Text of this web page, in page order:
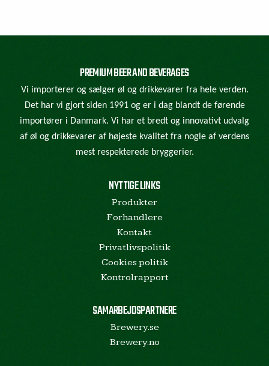
PREMIUM BEER AND BEVERAGES
Vi importerer og sælger øl og drikkevarer fra hele verden.
Det har vi gjort siden 1991 og er i dag blandt de førende
importører i Danmark. Vi har et bredt og innovativt udvalg
af øl og drikkevarer af højeste kvalitet fra nogle af verdens
mest respekterede bryggerier.
NYTTIGE LINKS
Produkter
Forhandlere
Kontakt
Privatlivspolitik
Cookies politik
Kontrolrapport
SAMARBEJDSPARTNERE
Brewery.se
Brewery.no